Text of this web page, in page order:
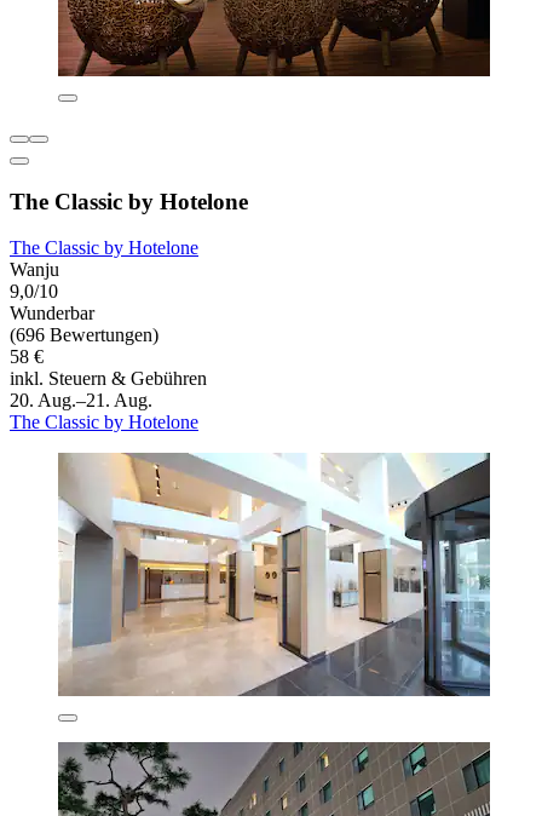
The Classic by Hotelone
The Classic by Hotelone
Wanju
9,0/10
Wunderbar
(696 Bewertungen)
58 €
inkl. Steuern & Gebühren
20. Aug.–21. Aug.
The Classic by Hotelone